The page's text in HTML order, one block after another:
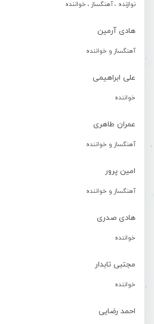
نوازنده ، آهنگساز ، خواننده
هادی آرمین
آهنگساز و خواننده
علی ابراهیمی
خواننده
عمران طاهری
آهنگساز و خواننده
امین پرور
آهنگساز و خواننده
هادی صدری
خواننده
مجتبی تابدار
خواننده
احمد رضایی